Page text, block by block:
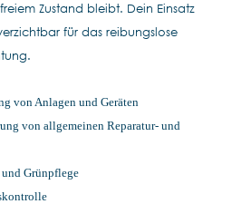
Zustand bleibt. Dein Einsatz
für das reibungslose
von Anlagen und Geräten
von allgemeinen Reparatur- und
Grünpflege